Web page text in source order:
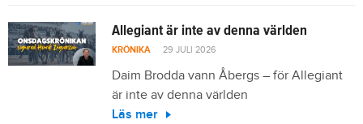
Allegiant är inte av denna världen
KRÖNIKA 29 JULI 2026
Daim Brodda vann Åbergs – för Allegiant
är inte av denna världen
Läs mer